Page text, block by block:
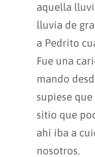
aquella
lluvia de
a Pedrito
Fue una
mando
supiese
sitio que
ahí iba a
nosotros.